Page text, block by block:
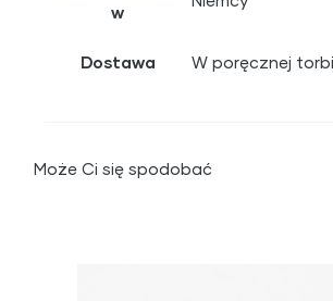
w
Dostawa W poręcznej
Może Ci się spodobać